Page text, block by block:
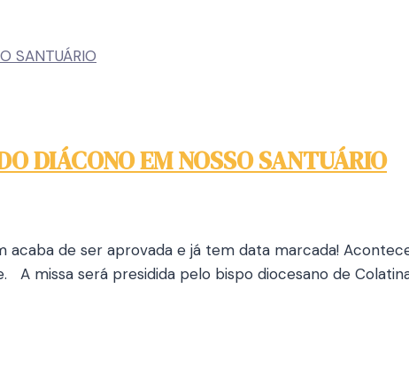
DIÁCONO EM NOSSO SANTUÁRIO
de ser aprovada e já tem data marcada!
A missa será presidida pelo bispo diocesano de